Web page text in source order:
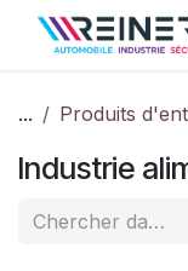
Se rendre au
... Produits
Industrie